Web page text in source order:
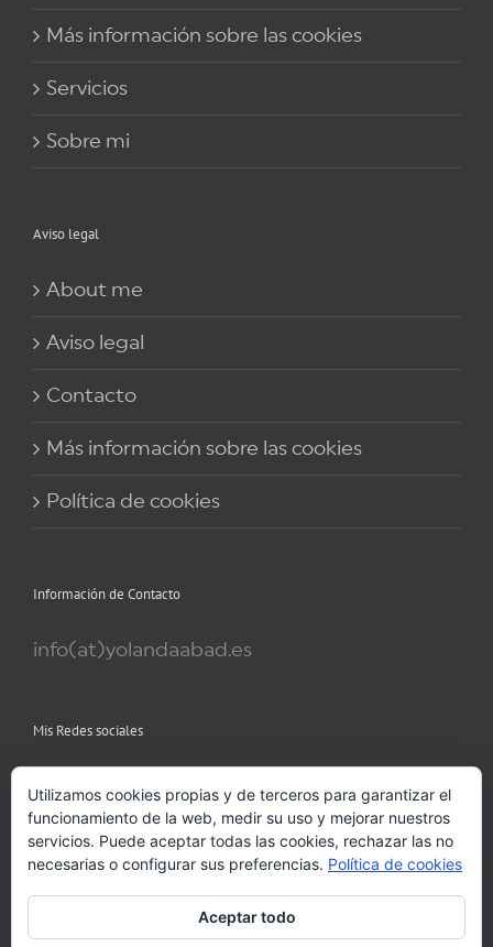
Más información sobre las cookies
Servicios
Sobre mi
Aviso legal
About me
Aviso legal
Contacto
Más información sobre las cookies
Política de cookies
Información de Contacto
info(at)yolandaabad.es
Mis Redes sociales
Utilizamos cookies propias y de terceros para garantizar el
funcionamiento de la web, medir su uso y mejorar nuestros
servicios. Puede aceptar todas las cookies, rechazar las no
necesarias o configurar sus preferencias. Política de cookies
Aceptar todo